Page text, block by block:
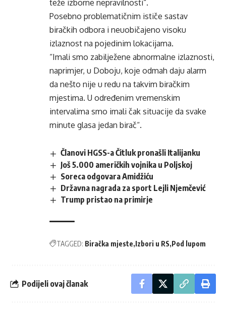
teže izborne nepravilnosti“.
Posebno problematičnim ističe sastav
biračkih odbora i neuobičajeno visoku
izlaznost na pojedinim lokacijama.
“Imali smo zabilježene abnormalne izlaznosti,
naprimjer, u Doboju, koje odmah daju alarm
da nešto nije u redu na takvim biračkim
mjestima. U određenim vremenskim
intervalima smo imali čak situacije da svake
minute glasa jedan birač“.
Članovi HGSS-a Čitluk pronašli Italijanku
Još 5.000 američkih vojnika u Poljskoj
Soreca odgovara Amidžiću
Državna nagrada za sport Lejli Njemčević
Trump pristao na primirje
TAGGED: Biračka mjeste Izbori u RS Pod lupom
Podijeli ovaj članak